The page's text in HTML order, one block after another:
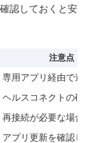
認しておくと安
注意点
専用アプリ経由で連
ヘルスコネクトの確
再接続が必要な場合
アプリ更新を確認し